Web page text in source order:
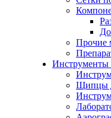
Прочие
Инструменты
Щипцы